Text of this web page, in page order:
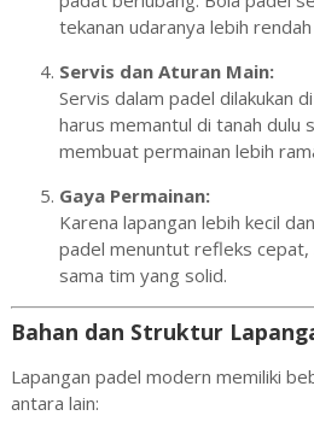
tekanan udaranya lebih
Servis dan Aturan Main:
Servis dalam padel dilakukan
harus memantul di tanah dulu
membuat permainan lebih
Gaya Permainan:
Karena lapangan lebih kecil
padel menuntut refleks
sama tim yang solid.
Bahan dan Struktur
Lapangan padel modern memiliki
antara lain: